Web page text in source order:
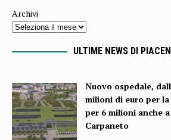
Archivi
ULTIME NEWS DI
Nuovo ospedale,
milioni di euro per
per 6 milioni anche
Carpaneto